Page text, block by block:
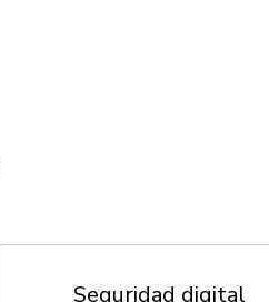
Seguridad digital